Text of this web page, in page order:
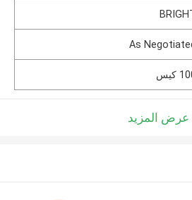
As
كيس
عرض المزيد